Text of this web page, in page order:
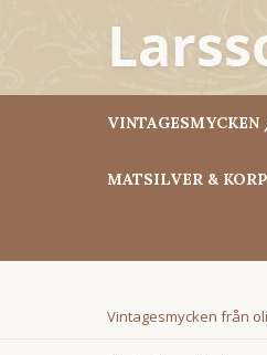
MATSILVER &
Vintagesmycken från